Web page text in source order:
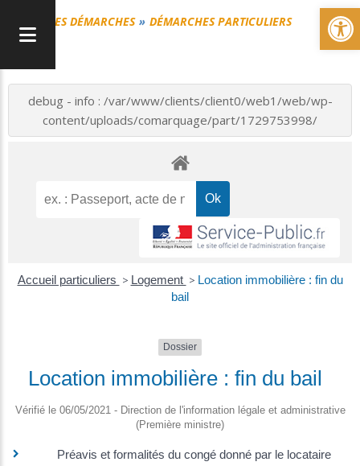
MES DÉMARCHES DÉMARCHES PARTICULIERS
debug - info : /var/www/clients/client0/web1/web/wp-
content/uploads/comarquage/part/1729753998/
Accueil particuliers > Logement > Location immobilière : fin du
bail
Dossier
Location immobilière : fin du bail
Vérifié le 06/05/2021 - Direction de l'information légale et administrative
(Première ministre)
Préavis et formalités du congé donné par le locataire